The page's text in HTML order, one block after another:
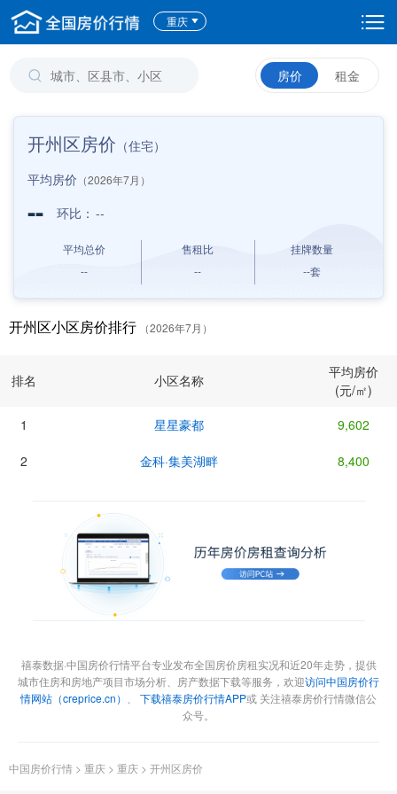
重庆
房价 租金
开州区房价 （住宅）
平均房价 （2026年7月）
-- 环比： --
平均总价
--
售租比
--
挂牌数量
--套
开州区小区房价排行 （2026年7月）
排名 小区名称
平均房价
(元/㎡)
1
星星豪都 9,602
2 金科·集美湖畔 8,400
禧泰数据·中国房价行情平台专业发布全国房价房租实况和近20年走势，提供
城市住房和房地产项目市场分析、房产数据下载等服务，欢迎访问中国房价行
情网站（creprice.cn）
下载禧泰房价行情APP或 关注禧泰房价行情微信公
众号。
中国房价行情 > 重庆 > 重庆 > 开州区房价